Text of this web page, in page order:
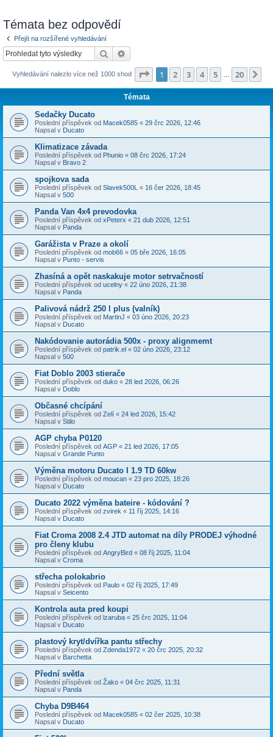
Témata bez odpovědí
Přejít na rozšířené vyhledávání
Hledat
Vyhledávání nalezlo více než 1000 shod Stránka z 20
1 2 3 4 5 20
Témata
Sedačky Ducato
Poslední příspěvek od Macek0585 « 29 črc 2026, 12:46
Napsal v Ducato
Klimatizace závada
Poslední příspěvek od Phunio « 08 črc 2026, 17:24
Napsal v Bravo 2
spojkova sada
Poslední příspěvek od Slavek500L « 16 čer 2026, 18:45
Napsal v 500
Panda Van 4x4 prevodovka
Poslední příspěvek od xPeterx « 21 dub 2026, 12:51
Napsal v Panda
Garážista v Praze a okolí
Poslední příspěvek od mob66 « 05 bře 2026, 16:05
Napsal v Punto - servis
Zhasíná a opět naskakuje motor setrvačností
Poslední příspěvek od ucelny « 22 úno 2026, 21:38
Napsal v Panda
Palivová nádrž 250 l plus (valník)
Poslední příspěvek od MartinJ « 03 úno 2026, 20:23
Napsal v Ducato
Nakódovanie autorádia 500x - proxy alignmemt
Poslední příspěvek od patrik.el « 02 úno 2026, 23:12
Napsal v 500
Fiat Doblo 2003 stierače
Poslední příspěvek od duko « 28 led 2026, 06:26
Napsal v Doblo
Občasné chcípání
Poslední příspěvek od Zelí « 24 led 2026, 15:42
Napsal v Stilo
AGP chyba P0120
Poslední příspěvek od AGP « 21 led 2026, 17:05
Napsal v Grande Punto
Výměna motoru Ducato I 1.9 TD 60kw
Poslední příspěvek od moucan « 23 pro 2025, 18:26
Napsal v Ducato
Ducato 2022 výměna bateire - kódování ?
Poslední příspěvek od zvirek « 11 říj 2025, 14:16
Napsal v Ducato
Fiat Croma 2008 2.4 JTD automat na díly PRODEJ výhodné
pro členy klubu
Poslední příspěvek od AngryBird « 08 říj 2025, 11:04
Napsal v Croma
střecha polokabrio
Poslední příspěvek od Paulo « 02 říj 2025, 17:49
Napsal v Seicento
Kontrola auta pred koupi
Poslední příspěvek od lzaruba « 25 črc 2025, 11:04
Napsal v Ducato
plastový kryt/dvířka pantu střechy
Poslední příspěvek od Zdenda1972 « 20 črc 2025, 20:32
Napsal v Barchetta
Přední světla
Poslední příspěvek od Žako « 04 črc 2025, 11:31
Napsal v Panda
Chyba D9B464
Poslední příspěvek od Macek0585 « 02 čer 2025, 10:38
Napsal v Ducato